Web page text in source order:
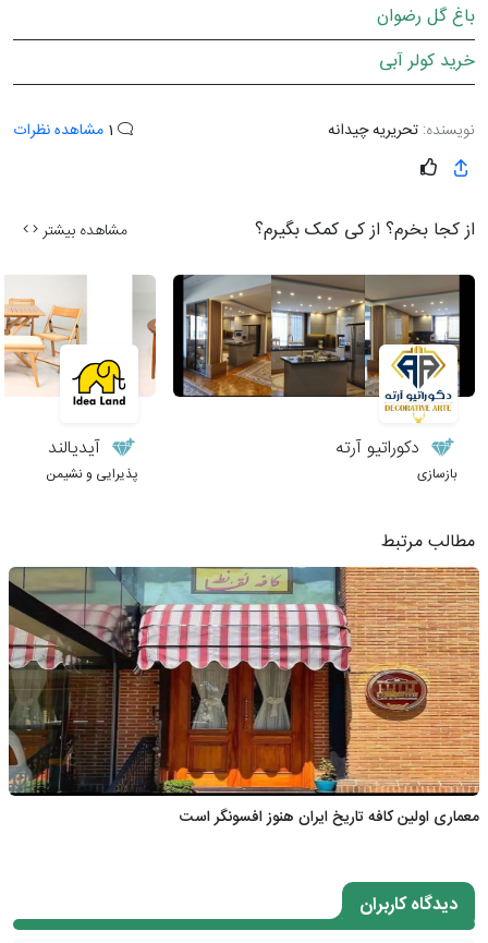
باغ گل رضوان
خرید کولر آبی
نویسنده: تحریریه چیدانه مشاهده نظرات
از کجا بخرم؟ از کی کمک بگیرم؟ مشاهده بیشتر
دکوراتیو آرته
بازسازی
آیدیالند
پذیرایی و نشیمن
مطالب مرتبط
معماری اولین کافه تاریخ ایران هنوز افسونگر است
دیدگاه کاربران